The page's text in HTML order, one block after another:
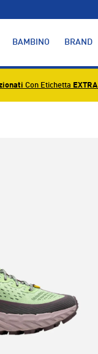
BAMBINO BRAND
Con Etichetta